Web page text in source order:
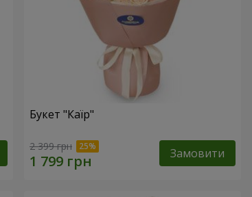
Букет "Каїр"
2 399 грн Замовити